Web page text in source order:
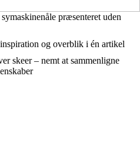
præsenteret uden
og overblik i én artikel
skeer – nemt at sammenligne